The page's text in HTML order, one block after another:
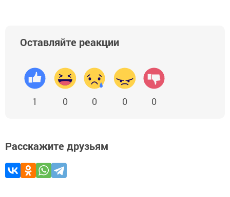
Оставляйте реакции
1 0 0 0 0
Расскажите друзьям